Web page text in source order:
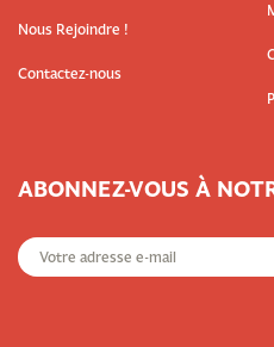
Nous Rejoindre !
Contactez-nous
ABONNEZ-VOUS À